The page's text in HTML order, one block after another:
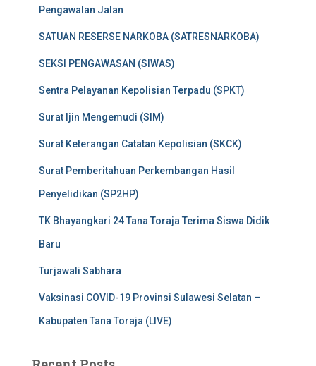
Pengawalan Jalan
SATUAN RESERSE NARKOBA (SATRESNARKOBA)
SEKSI PENGAWASAN (SIWAS)
Sentra Pelayanan Kepolisian Terpadu (SPKT)
Surat Ijin Mengemudi (SIM)
Surat Keterangan Catatan Kepolisian (SKCK)
Surat Pemberitahuan Perkembangan Hasil
Penyelidikan (SP2HP)
TK Bhayangkari 24 Tana Toraja Terima Siswa Didik
Baru
Turjawali Sabhara
Vaksinasi COVID-19 Provinsi Sulawesi Selatan –
Kabupaten Tana Toraja (LIVE)